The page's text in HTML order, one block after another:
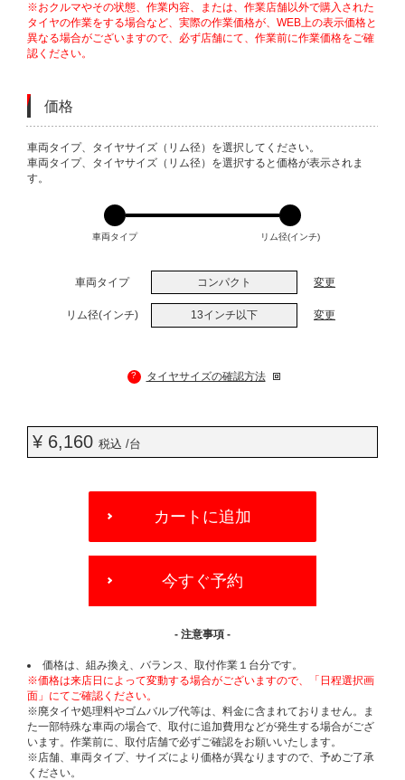
※おクルマやその状態、作業内容、または、作業店舗以外で購入された
タイヤの作業をする場合など、実際の作業価格が、WEB上の表示価格と
異なる場合がございますので、必ず店舗にて、作業前に作業価格をご確
認ください。
価格
VARIATIONS
車両タイプ、タイヤサイズ（リム径）を選択してください。
車両タイプ、タイヤサイズ（リム径）を選択すると価格が表示されま
す。
車両タイプ リム径(インチ)
車両タイプ コンパクト 変更
リム径(インチ) 13インチ以下 変更
? タイヤサイズの確認方法
¥ 6,160 税込 /台
OPTIONS
カートに追加
今すぐ予約
- 注意事項 -
価格は、組み換え、バランス、取付作業１台分です。
※価格は来店日によって変動する場合がございますので、「日程選択画
面」にてご確認ください。
※廃タイヤ処理料やゴムバルブ代等は、料金に含まれておりません。ま
た一部特殊な車両の場合で、取付に追加費用などが発生する場合がござ
います。作業前に、取付店舗で必ずご確認をお願いいたします。
※店舗、車両タイプ、サイズにより価格が異なりますので、予めご了承
ください。